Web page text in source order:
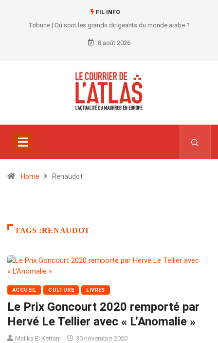
FIL INFO
Tribune | Où sont les grands dirigeants du monde arabe ?
8 août 2026
Home Renaudot
TAGS :RENAUDOT
ACCUEIL CULTURE LIVRES
Le Prix Goncourt 2020 remporté par
Hervé Le Tellier avec « L’Anomalie »
Malika El Kettani 30 novembre 2020